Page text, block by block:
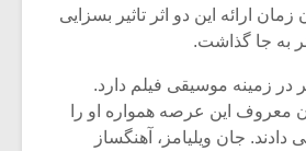
ارائه این دو اثر تاثیر بسزایی
به جا گذاشت.
بیش از ۴۰ اثر در زمینه موسیقی فیلم دارد.
معروف این عرصه همواره او را
جان ویلیامز، آهنگساز